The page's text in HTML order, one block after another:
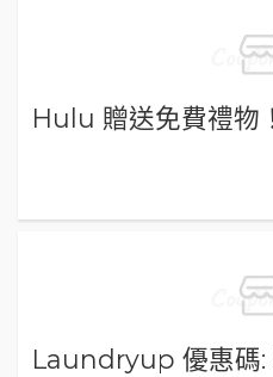
Hulu 贈送免費禮物！
Laundryup 優惠碼: